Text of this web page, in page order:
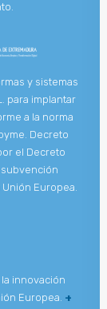
y sistemas
para implantar
a la norma
Decreto
el Decreto
subvención
Europea.
la innovación
Europea. +